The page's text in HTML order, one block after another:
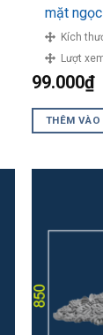
mặt ngọc
Kích
Lượt
99.000₫
THÊM VÀO